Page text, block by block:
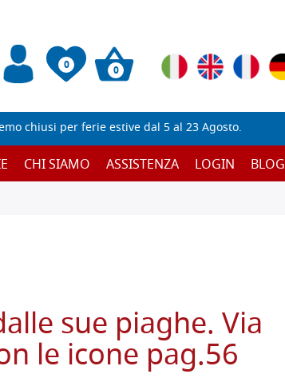
0 0
chiusi per ferie estive dal 5 al 23 Agosto.
CHI SIAMO ASSISTENZA LOGIN BLOG
sue piaghe. Via
le icone pag.56